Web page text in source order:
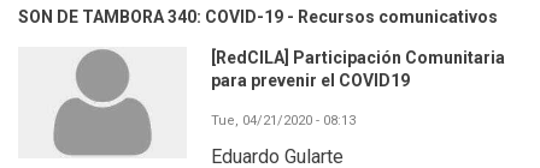
SON DE TAMBORA 340: COVID-19 - Recursos comunicativos
[RedCILA] Participación Comunitaria
para prevenir el COVID19
Tue, 04/21/2020 - 08:13
Eduardo Gularte